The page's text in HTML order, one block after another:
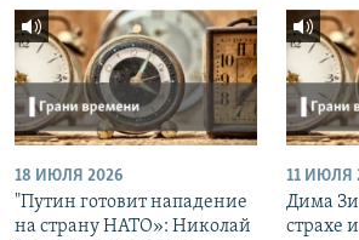
18 ИЮЛЯ 2026
"Путин готовит нападение
на страну НАТО»: Николай
11 ИЮЛЯ
Дима
страхе